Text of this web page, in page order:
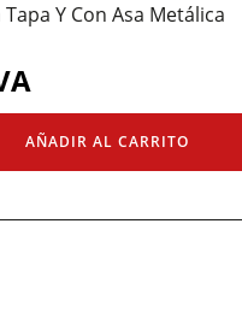
Y Con Asa Metálica
AÑADIR AL CARRITO